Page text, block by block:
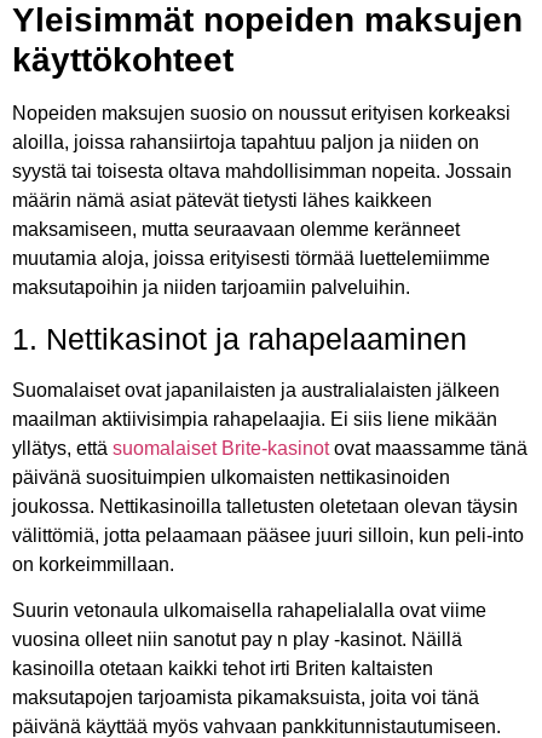
Yleisimmät nopeiden maksujen
käyttökohteet
Nopeiden maksujen suosio on noussut erityisen korkeaksi
aloilla, joissa rahansiirtoja tapahtuu paljon ja niiden on
syystä tai toisesta oltava mahdollisimman nopeita. Jossain
määrin nämä asiat pätevät tietysti lähes kaikkeen
maksamiseen, mutta seuraavaan olemme keränneet
muutamia aloja, joissa erityisesti törmää luettelemiimme
maksutapoihin ja niiden tarjoamiin palveluihin.
1. Nettikasinot ja rahapelaaminen
Suomalaiset ovat japanilaisten ja australialaisten jälkeen
maailman aktiivisimpia rahapelaajia. Ei siis liene mikään
yllätys, että suomalaiset Brite-kasinotovat maassamme tänä
päivänä suosituimpien ulkomaisten nettikasinoiden
joukossa. Nettikasinoilla talletusten oletetaan olevan täysin
välittömiä, jotta pelaamaan pääsee juuri silloin, kun peli-into
on korkeimmillaan.
Suurin vetonaula ulkomaisella rahapelialalla ovat viime
vuosina olleet niin sanotut pay n play -kasinot. Näillä
kasinoilla otetaan kaikki tehot irti Briten kaltaisten
maksutapojen tarjoamista pikamaksuista, joita voi tänä
päivänä käyttää myös vahvaan pankkitunnistautumiseen.